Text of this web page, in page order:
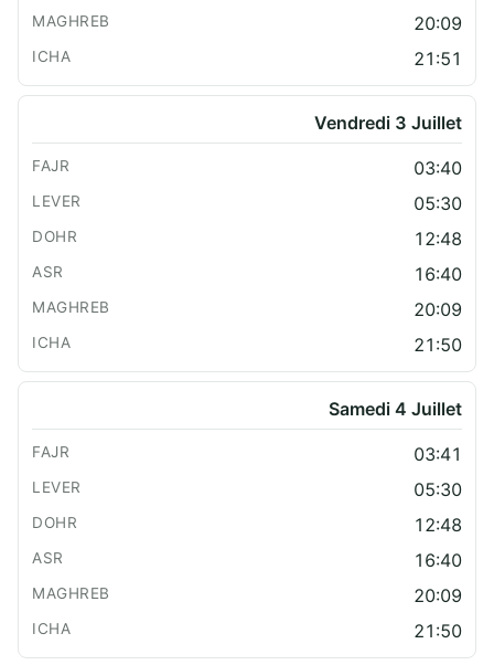
20:09
21:51
Vendredi 3 Juillet
03:40
05:30
12:48
16:40
20:09
21:50
Samedi 4 Juillet
03:41
05:30
12:48
16:40
20:09
21:50